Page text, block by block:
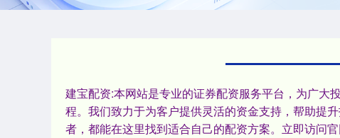
建宝配资:本网站是专业的证券配资服务平台，为广大
程。我们致力于为客户提供灵活的资金支持，帮助提
者，都能在这里找到适合自己的配资方案。立即访问